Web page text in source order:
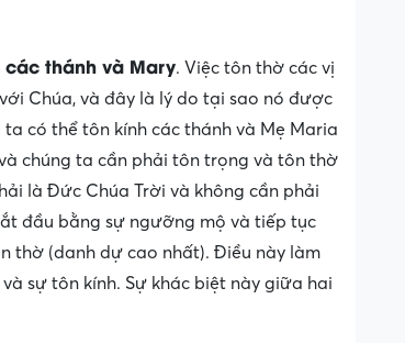
các thánh và Mary. Việc tôn thờ các vị
Chúa, và đây là lý do tại sao nó được
có thể tôn kính các thánh và Mẹ Maria
chúng ta cần phải tôn trọng và tôn thờ
là Đức Chúa Trời và không cần phải
đầu bằng sự ngưỡng mộ và tiếp tục
thờ (danh dự cao nhất). Điều này làm
sự tôn kính. Sự khác biệt này giữa hai